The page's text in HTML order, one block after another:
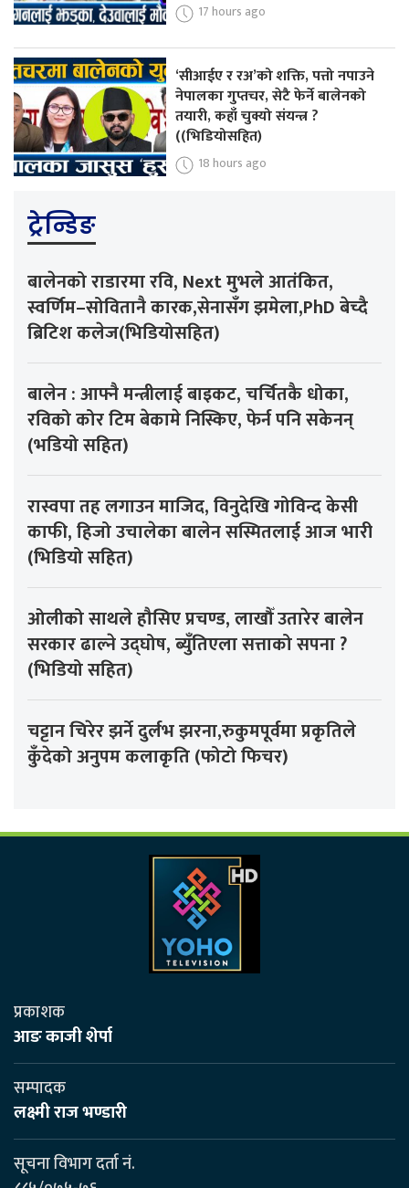
17 hours ago
‘सीआईए र रअ’को शक्ति, पत्तो नपाउने
नेपालका गुप्तचर, सेटै फेर्ने बालेनको
तयारी, कहाँ चुक्यो संयन्त्र ?
((भिडियोसहित)
18 hours ago
ट्रेन्डिङ
बालेनको राडारमा रवि, Next मुभले आतंकित,
स्वर्णिम–सोवितानै कारक,सेनासँग झमेला,PhD बेच्दै
ब्रिटिश कलेज(भिडियोसहित)
बालेन : आफ्नै मन्त्रीलाई बाइकट, चर्चितकै धोका,
रविको कोर टिम बेकामे निस्किए, फेर्न पनि सकेनन्
(भडियो सहित)
रास्वपा तह लगाउन माजिद, विनुदेखि गोविन्द केसी
काफी, हिजो उचालेका बालेन सस्मितलाई आज भारी
(भिडियो सहित)
ओलीको साथले हौसिए प्रचण्ड, लाखौँ उतारेर बालेन
सरकार ढाल्ने उद्घोष, ब्युँतिएला सत्ताको सपना ?
(भिडियो सहित)
चट्टान चिरेर झर्ने दुर्लभ झरना,रुकुमपूर्वमा प्रकृतिले
कुँदेको अनुपम कलाकृति (फोटो फिचर)
प्रकाशक
आङ काजी शेर्पा
सम्पादक
लक्ष्मी राज भण्डारी
सूचना विभाग दर्ता नं.